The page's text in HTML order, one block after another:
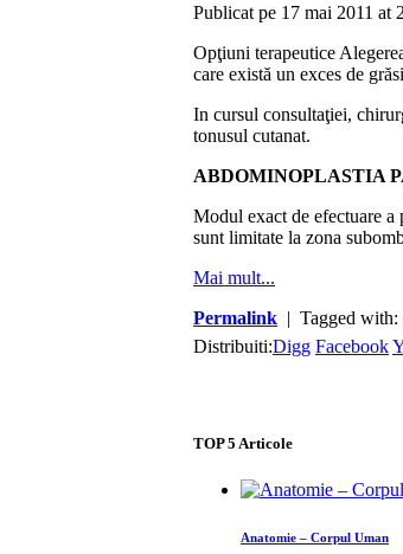
Publicat pe 17 mai 2011 at
Opţiuni terapeutice
care există un exces de
In cursul consultaţiei,
tonusul cutanat.
ABDOMINOPLASTIA
Modul exact de efectuare a
sunt limitate la zona
Mai mult...
Permalink | Tagged with:
Distribuiti:Digg Facebook
TOP5 Articole
Anatomie – Corpul Uman